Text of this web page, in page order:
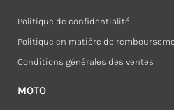
MOTO
Politique de confidentialité
Politique en matière de
Conditions générales des ventes